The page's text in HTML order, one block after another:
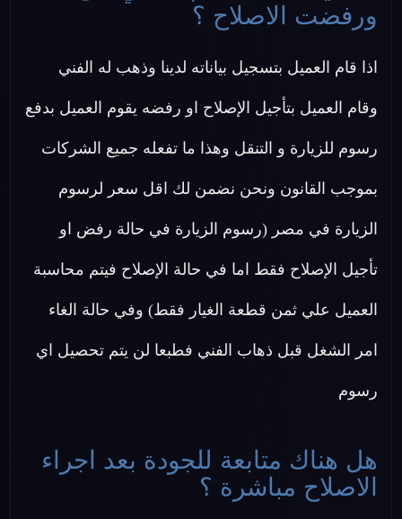
ورفضت الاصلاح ؟
اذا قام العميل بتسجيل بياناته لدينا وذهب له الفني
وقام العميل بتأجيل الإصلاح او رفضه يقوم العميل بدفع
رسوم للزيارة و التنقل وهذا ما تفعله جميع الشركات
بموجب القانون ونحن نضمن لك اقل سعر لرسوم
الزيارة في مصر (رسوم الزيارة في حالة رفض او
تأجيل الإصلاح فقط اما في حالة الإصلاح فيتم محاسبة
العميل علي ثمن قطعة الغيار فقط) وفي حالة الغاء
امر الشغل قبل ذهاب الفني فطبعا لن يتم تحصيل اي
رسوم
هل هناك متابعة للجودة بعد اجراء
الاصلاح مباشرة ؟